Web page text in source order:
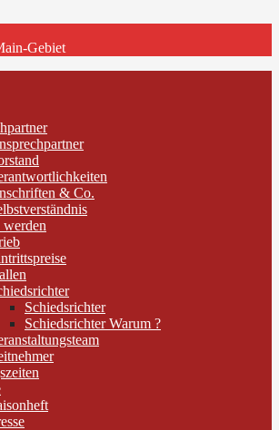
Gebiet
& Co.
Schiedsrichter
Schiedsrichter Warum ?